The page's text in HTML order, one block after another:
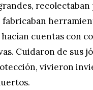
cuentas con
Cuidaron de sus
vivieron